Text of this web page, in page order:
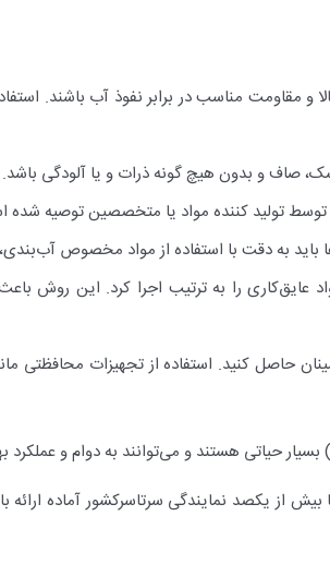
و مقاومت مناسب در برابر نفوذ آب باشند.
صاف و بدون هیچ گونه ذرات و یا آلودگی باشد.
تولید کننده مواد یا متخصصین توصیه شده
باید به دقت با استفاده از مواد مخصوص
عایق‌کاری را به ترتیب اجرا کرد. این روش
حاصل کنید. استفاده از تجهیزات
حیاتی هستند و می‌توانند به دوام و عملکرد
بیش از یکصد نمایندگی سرتاسرکشور آماده ارائه